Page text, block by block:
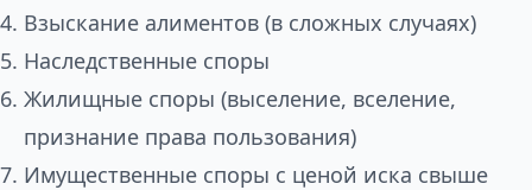
Взыскание алиментов (в сложных случаях)
Наследственные споры
Жилищные споры (выселение, вселение,
признание права пользования)
Имущественные споры с ценой иска свыше